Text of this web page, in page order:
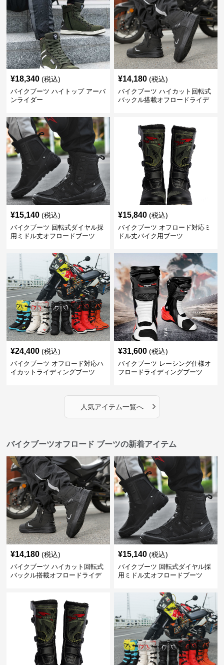
¥18,340 (税込)
バイクブーツ ハイトップ アーバ
ンライダー
¥14,180 (税込)
バイクブーツ ハイカット回転式
バックル搭載オフロードライデ
¥15,140 (税込)
バイクブーツ 回転式ダイヤル採
用ミドル丈オフロードブーツ
¥15,840 (税込)
バイクブーツ オフロード対応ミ
ドル丈バイク用ブーツ
¥24,400 (税込)
バイクブーツ オフロード対応ハ
イカットライディングブーツ
¥31,600 (税込)
バイクブーツ レーシング仕様オ
フロードライディングブーツ
人気アイテム一覧へ ›
バイクブーツオフロード ブーツの新着アイテム
¥14,180 (税込)
バイクブーツ ハイカット回転式
バックル搭載オフロードライデ
¥15,140 (税込)
バイクブーツ 回転式ダイヤル採
用ミドル丈オフロードブーツ